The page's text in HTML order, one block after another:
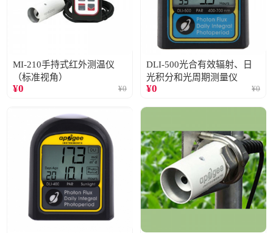
MI-210手持式红外测温仪
（标准视角）
¥0 ¥0
DLI-500光合有效辐射、日
光积分和光周期测量仪
¥0 ¥0